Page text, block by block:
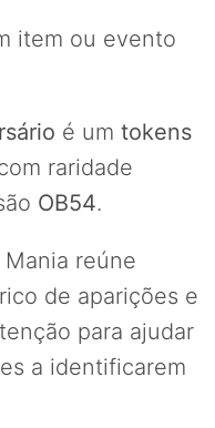
item ou evento
é um tokens
raridade
OB54.
reúne
de aparições e
para ajudar
a identificarem